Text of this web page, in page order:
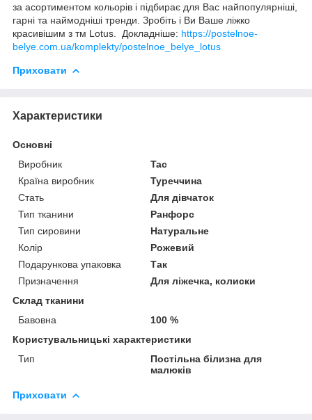
за асортиментом кольорів і підбирає для Вас найпопулярніші,
гарні та наймодніші тренди. Зробіть і Ви Ваше ліжко
красивішим з тм Lotus. Докладніше: https://postelnoe-
belye.com.ua/komplekty/postelnoe_belye_lotus
Приховати
Характеристики
Основні
Виробник
Tac
Країна виробник
Туреччина
Стать
Для дівчаток
Тип тканини
Ранфорс
Тип сировини
Натуральне
Колір
Рожевий
Подарункова упаковка
Так
Призначення
Для ліжечка, колиски
Склад тканини
Бавовна
100 %
Користувальницькі характеристики
Тип
Постільна білизна для
малюків
Приховати